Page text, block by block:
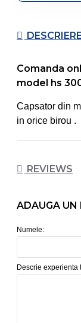
Comanda
model hs
Capsator din
in orice birou .
REVIEWS
ADAUGA UN
Numele:
Descrie experienta